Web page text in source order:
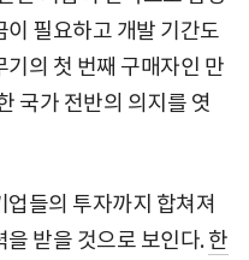
필요하고 개발 기간도
의 첫 번째 구매자인 만
국가 전반의 의지를 엿
들의 투자까지 합쳐져
받을 것으로 보인다.한